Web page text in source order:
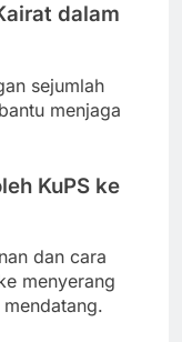
dalam
sejumlah
menjaga
KuPS ke
dan cara
menyerang